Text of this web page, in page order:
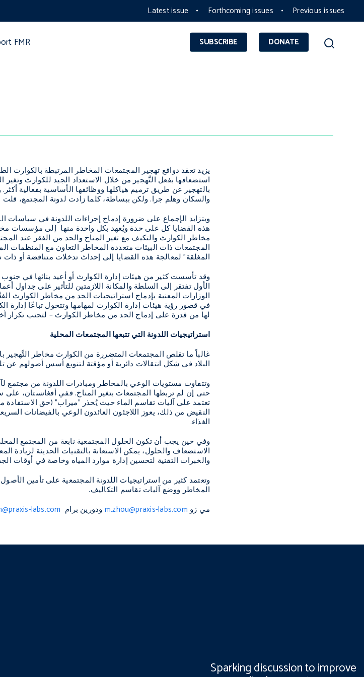
Latest issue Forthcoming issues Previous issues
SUBSCRIBE DONATE
FMR
يزيد تعقد دوافع تهجير المجتمعات المخاطر المرتبطة بالكوارث
استضعافها بفعل التَّهجير من خلال الاستعداد الجيد للكوارث
بالتهجير عن طريق ترميم هياكلها ووظائفها الأساسية بفعالية
والسكان وهلم جرا. ولكن ببساطة، كلما زادت لدونة المجتمع، قلت
ويتزايد الإجماع على ضرورة إدماج إجراءات اللدونة في
هذه القضايا كل على حدة ويُعهد بكل واحدة منها إلى مؤسسات
مخاطر الكوارث والتكيف مع تغير المناخ والحد من الفقر عند
المجتمعات ذات البيئات متعددة المخاطر التعاون مع المنظمات
المغلقة" لمعالجة هذه القضايا إلى إحداث تدخلات متناقضة أو
الأول تفتقر إلى السلطة والمكانة اللازمتين للتأثير على
الوزارات المعنية بإدماج استراتيجيات الحد من مخاطر الكوارث
في قصور رؤية هيئات إدارة الكوارث لمهامها وتتحول تباعًا
لها من قدرة على إدماج الحد من مخاطر الكوارث – لتجنب تكرار
استراتيجيات اللدونة التي تتبعها المجتمعات المحلية
غالباً ما تقلص المجتمعات المتضررة من الكوارث مخاطر التَّهجير
البلاد في شكل انتقالات دائرية أو مؤقتة لتنويع أسس أصولهم عن
وتتفاوت مستويات الوعي بالمخاطر ومبادرات اللدونة من مجتمع
حتى إن لم تربطها المجتمعات بتغير المناخ. ففي أفغانستان،
تعتمد على آليات تقاسم الماء حيث يُحذر "ميراب" (حق
النقيض من ذلك، يعوز اللاجئون العائدون الوعي بالفيضانات
الغذاء.
وفي حين يجب أن تكون الحلول المجتمعية نابعة من المجتمع
الاستضعاف والحلول، يمكن الاستعانة بالتقنيات الحديثة لزيادة
والخبرات التقنية لتحسين إدارة موارد المياه وخاصة في أوقات
وتعتمد كثير من استراتيجيات اللدونة المجتمعية على تأمين
المخاطر ووضع آليات تقاسم التكاليف.
مي زو m.zhou@praxis-labs.com ودورين برام labs.com
Sparking discussion to improve